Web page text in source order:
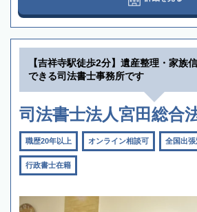
【吉祥寺駅徒歩2分】遺産整理・家族
できる司法書士事務所です
司法書士法人宮田総合
職歴20年以上 オンライン相談可 全国出
行政書士在籍